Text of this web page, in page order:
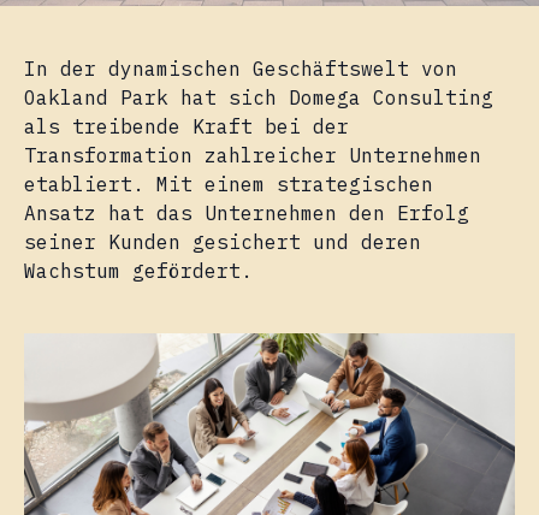
In der dynamischen Geschäftswelt von
Oakland Park hat sich Domega Consulting
als treibende Kraft bei der
Transformation zahlreicher Unternehmen
etabliert. Mit einem strategischen
Ansatz hat das Unternehmen den Erfolg
seiner Kunden gesichert und deren
Wachstum gefördert.